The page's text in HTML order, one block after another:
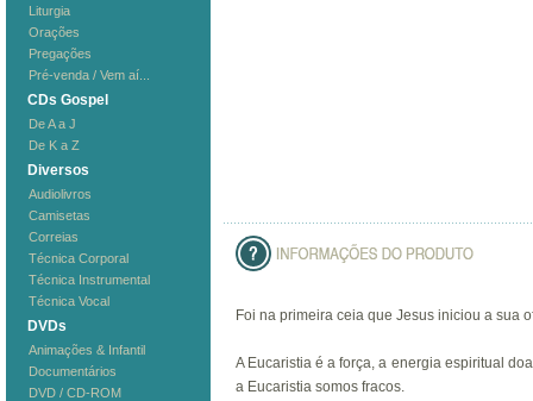
Liturgia
Orações
Pregações
Pré-venda / Vem aí...
CDs Gospel
De A a J
De K a Z
Diversos
Audiolivros
Camisetas
Correias
Técnica Corporal
Técnica Instrumental
Técnica Vocal
DVDs
Animações & Infantil
Documentários
DVD / CD-ROM
Foi na primeira ceia que Jesus iniciou a sua
A Eucaristia é a força, a energia espiritual
a Eucaristia somos fracos.